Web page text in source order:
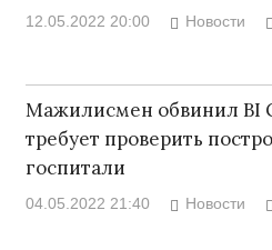
12.05.2022 20:00 Новости
Мажилисмен обвинил BI
требует проверить
госпитали
04.05.2022 21:40 Новости